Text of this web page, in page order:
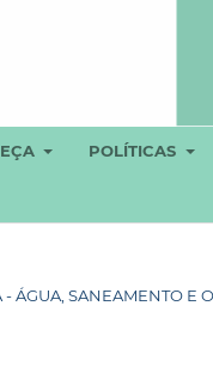
POLÍTICAS
ÁGUA, SANEAMENTO E